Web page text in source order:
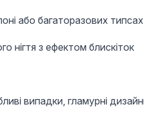
або багаторазових типсах
нігтя з ефектом блискіток
випадки, гламурні